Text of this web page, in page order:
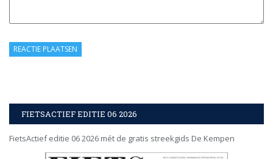
FIETSACTIEF EDITIE 06 2026
FietsActief editie 06 2026 mét de gratis streekgids De Kempen